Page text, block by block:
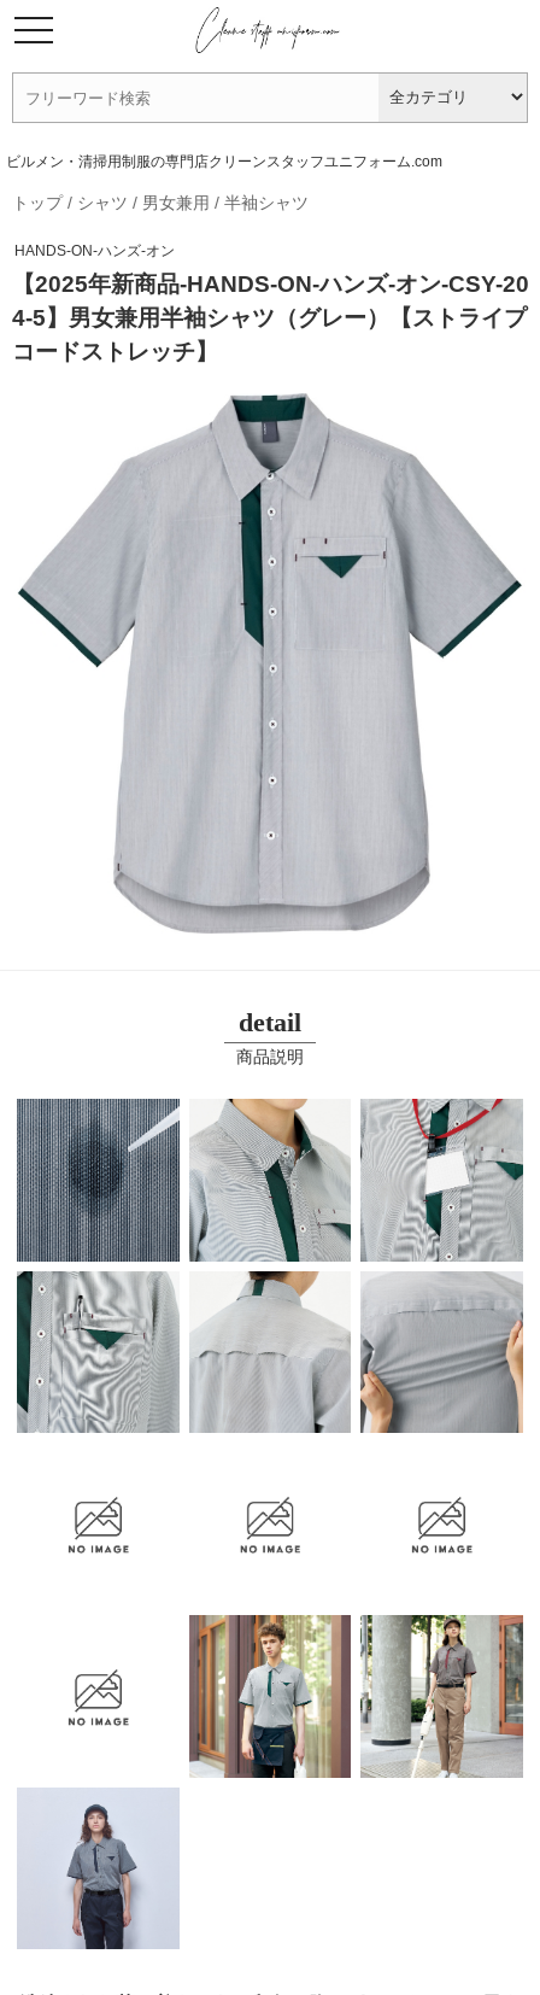
ビルメン・清掃用制服の専門店クリーンスタッフユニフォーム.com
トップ/ シャツ / 男女兼用 / 半袖シャツ
HANDS-ON-ハンズ-オン
【2025年新商品-HANDS-ON-ハンズ-オン-CSY-20
4-5】男女兼用半袖シャツ（グレー）【ストライプ
コードストレッチ】
detail
商品説明